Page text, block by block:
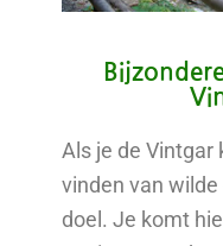
Als je de Vintgar
vinden van
doel. Je komt